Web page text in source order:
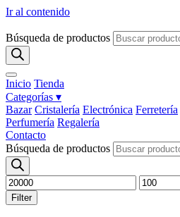
Ir al contenido
Búsqueda de productos
Inicio Tienda
Categorías ▾
Bazar Cristalería Electrónica Ferretería
Perfumería Regalería
Contacto
Búsqueda de productos
Filter